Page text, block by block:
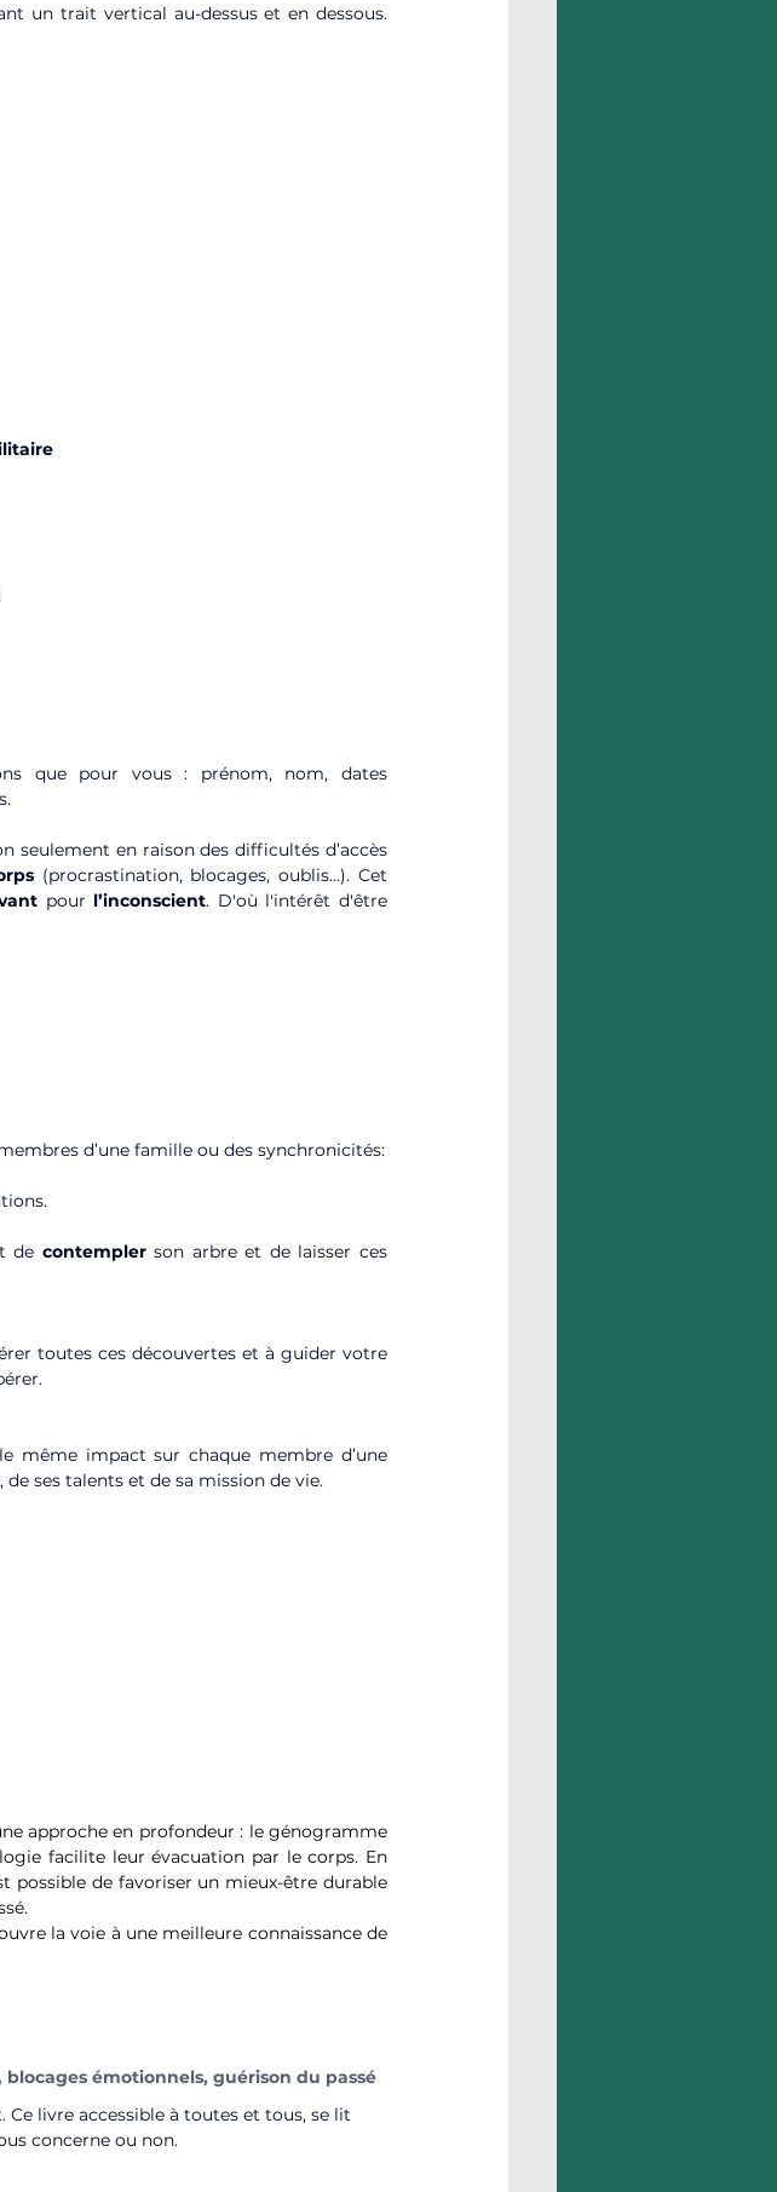
un trait vertical au-dessus et en dessous.
que pour vous : prénom, nom, dates
seulement en raison des difficultés d’accès
(procrastination, blocages, oublis…). Cet
pour l’inconscient. D'où l'intérêt d'être
d’une famille ou des synchronicités:
de contempler son arbre et de laisser ces
toutes ces découvertes et à guider votre
même impact sur chaque membre d’une
ses talents et de sa mission de vie.
approche en profondeur : le génogramme
facilite leur évacuation par le corps. En
possible de favoriser un mieux-être durable
la voie à une meilleure connaissance de
émotionnels, guérison du passé
Ce livre accessible à toutes et tous, se lit
concerne ou non.